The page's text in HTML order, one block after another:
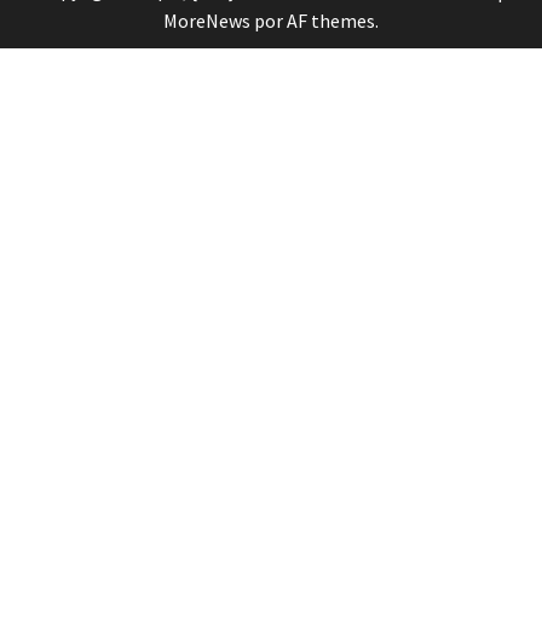
MoreNews por AF themes.